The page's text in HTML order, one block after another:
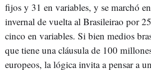
fijos y 31 en variables, y se marchó
invernal de vuelta al Brasileirao por 25
cinco en variables. Si bien medios
que tiene una cláusula de 100
europeos, la lógica invita a pensar a